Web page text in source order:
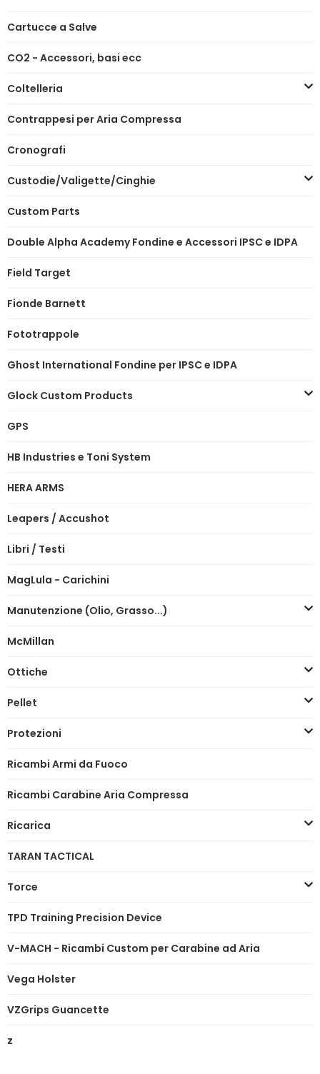
Cartucce a Salve
CO2 - Accessori, basi ecc
Coltelleria
Contrappesi per Aria Compressa
Cronografi
Custodie/Valigette/Cinghie
Custom Parts
Double Alpha Academy Fondine e Accessori IPSC e IDPA
Field Target
Fionde Barnett
Fototrappole
Ghost International Fondine per IPSC e IDPA
Glock Custom Products
GPS
HB Industries e Toni System
HERA ARMS
Leapers / Accushot
Libri / Testi
MagLula - Carichini
Manutenzione (Olio, Grasso...)
McMillan
Ottiche
Pellet
Protezioni
Ricambi Armi da Fuoco
Ricambi Carabine Aria Compressa
Ricarica
TARAN TACTICAL
Torce
TPD Training Precision Device
V-MACH - Ricambi Custom per Carabine ad Aria
Vega Holster
VZGrips Guancette
z